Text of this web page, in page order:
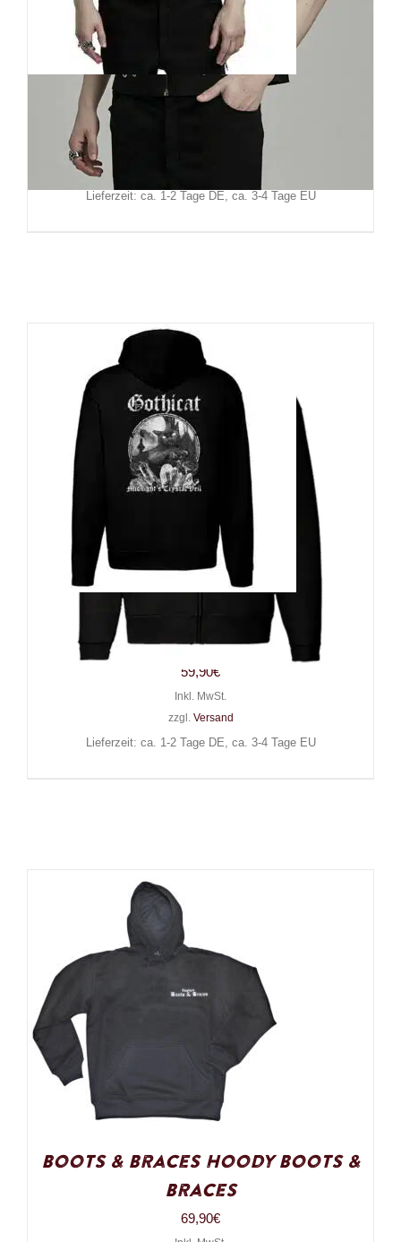
Punk Rave Weste Hardware
Lieferzeit: ca. 1-2 Tage DE, ca. 3-4 Tage EU
Gothicat Zip-Hoody Midnights
Crystal Veil
59,90€
Inkl. MwSt.
zzgl. Versand
Lieferzeit: ca. 1-2 Tage DE, ca. 3-4 Tage EU
Boots & Braces Hoody Boots &
Braces
69,90€